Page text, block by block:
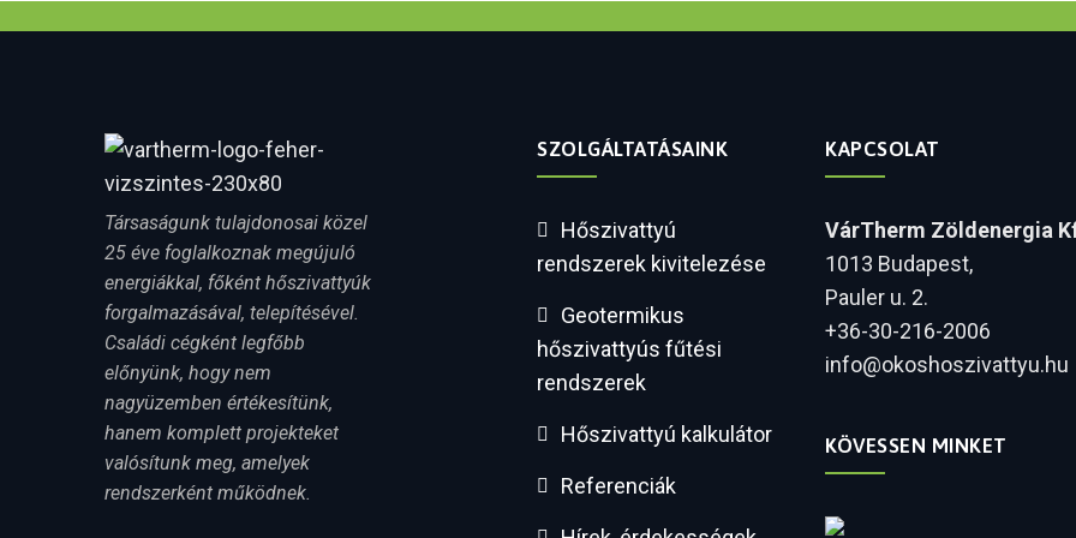
Társaságunk tulajdonosai közel
25 éve foglalkoznak megújuló
energiákkal, főként hőszivattyúk
forgalmazásával, telepítésével.
Családi cégként legfőbb
előnyünk, hogy nem
nagyüzemben értékesítünk,
hanem komplett projekteket
valósítunk meg, amelyek
rendszerként működnek.
SZOLGÁLTATÁSAINK
Hőszivattyú
rendszerek kivitelezése
Geotermikus
hőszivattyús fűtési
rendszerek
Hőszivattyú kalkulátor
Referenciák
KAPCSOLAT
VárTherm Zöldenergia
1013 Budapest,
Pauler u. 2.
+36-30-216-2006
info@okoshoszivattyu.hu
KÖVESSEN MINKET